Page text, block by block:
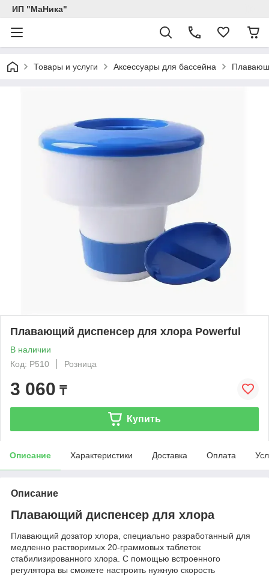
ИП "МаНика"
Товары и услуги Аксессуары для бассейна
Плавающий диспенсер для хлора Powerful
В наличии
Код: P510
Розница
3 060 ₸
Купить
Описание Характеристики Доставка Оплата
Описание
Плавающий диспенсер для хлора
Плавающий дозатор хлора, специально разработанный для
медленно растворимых 20-граммовых таблеток
стабилизированного хлора. С помощью встроенного
регулятора вы сможете настроить нужную скорость